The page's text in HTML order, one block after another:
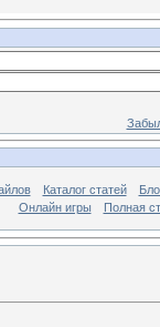
Каталог статей
Онлайн игры
Полная